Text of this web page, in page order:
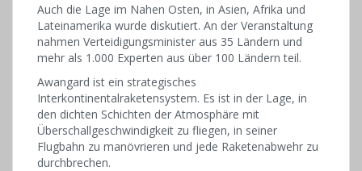
Auch die Lage im Nahen Osten, in Asien, Afrika und
Lateinamerika wurde diskutiert. An der Veranstaltung
nahmen Verteidigungsminister aus 35 Ländern und
mehr als 1.000 Experten aus über 100 Ländern teil.
Awangard ist ein strategisches
Interkontinentalraketensystem. Es ist in der Lage, in
den dichten Schichten der Atmosphäre mit
Überschallgeschwindigkeit zu fliegen, in seiner
Flugbahn zu manövrieren und jede Raketenabwehr zu
durchbrechen.